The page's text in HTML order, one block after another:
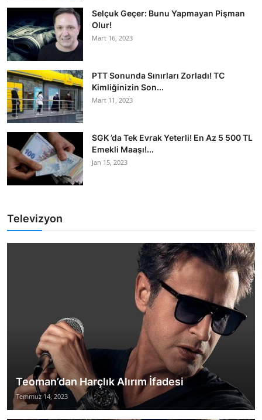
Selçuk Geçer: Bunu Yapmayan Pişman
Olur!
Mart 16, 2023
PTT Sonunda Sınırları Zorladı! TC
Kimliğinizin Son...
Mart 11, 2023
SGK ’da Tek Evrak Yeterli! En Az 5 500 TL
Emekli Maaşı!...
Jan 15, 2023
Televizyon
Teoman’dan Harçlık Alırım İfadesi
Temmuz 14, 2023